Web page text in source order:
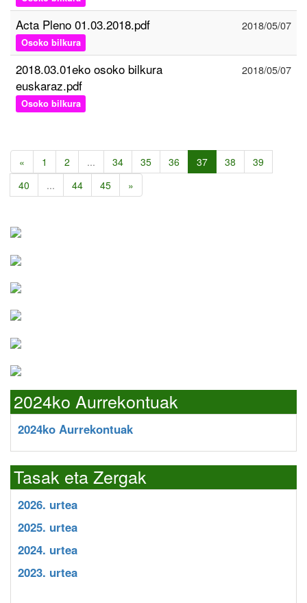
Acta Pleno 01.03.2018.pdf
Osoko bilkura
2018/05/07
2018.03.01eko osoko bilkura
euskaraz.pdf
Osoko bilkura
2018/05/07
« 1 2 ... 34 35 36 37 38
39
40
... 44 45 »
2024ko Aurrekontuak
2024ko Aurrekontuak
Tasak eta Zergak
2026. urtea
2025. urtea
2024. urtea
2023. urtea